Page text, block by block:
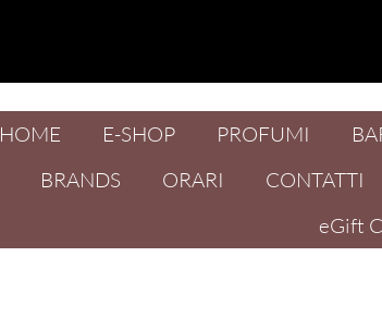
HOME E-SHOP PROFUMI
BRANDS
ORARI CONTATTI
eGift